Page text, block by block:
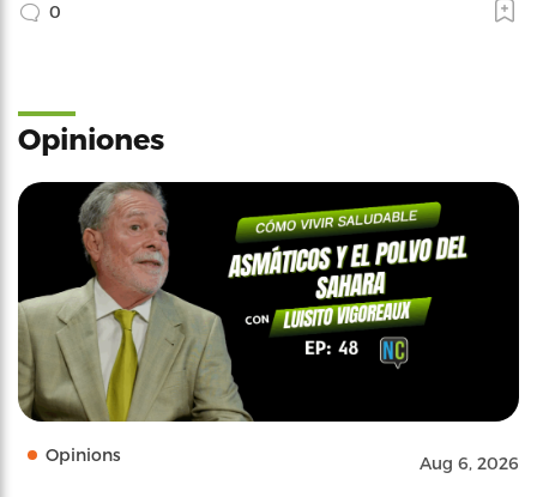
0
Opiniones
Opinions Aug 6, 2026